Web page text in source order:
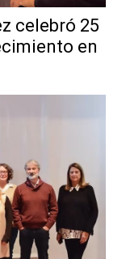
celebró 25
en